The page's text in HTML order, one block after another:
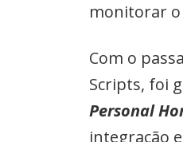
monitorar o
Com o
Scripts, foi
Personal
integração